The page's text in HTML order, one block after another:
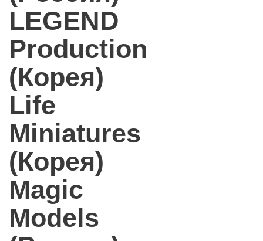
LEGEND
Production
(Корея)
Life
Miniatures
(Корея)
Magic
Models